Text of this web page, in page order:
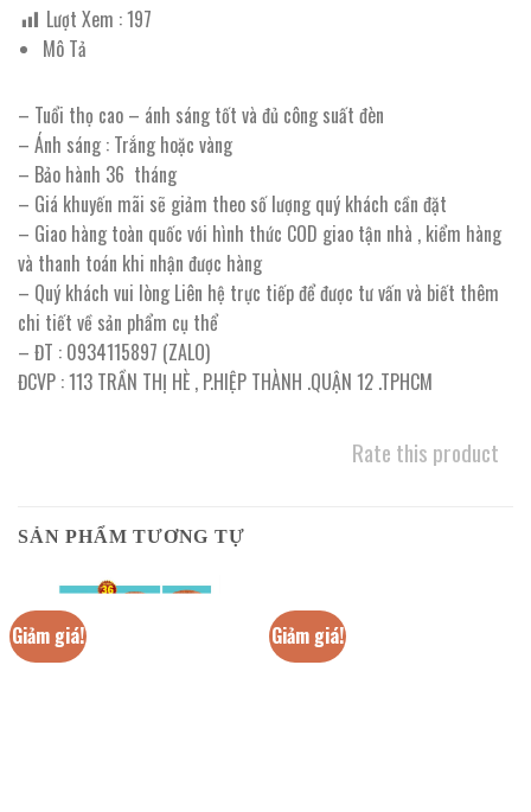
Lượt Xem :197
Mô Tả
– Tuổi thọ cao – ánh sáng tốt và đủ công suất đèn
– Ánh sáng : Trắng hoặc vàng
– Bảo hành 36 tháng
– Giá khuyến mãi sẽ giảm theo số lượng quý khách cần đặt
– Giao hàng toàn quốc với hình thức COD giao tận nhà , kiểm hàng
và thanh toán khi nhận được hàng
– Quý khách vui lòng Liên hệ trực tiếp để được tư vấn và biết thêm
chi tiết về sản phẩm cụ thể
– ĐT : 0934115897 (ZALO)
ĐCVP : 113 TRẦN THỊ HÈ , P.HIỆP THÀNH .QUẬN 12 .TPHCM
Rate this product
SẢN PHẨM TƯƠNG TỰ
Giảm giá! Giảm giá!